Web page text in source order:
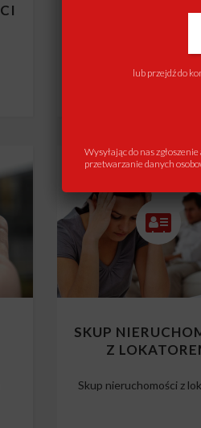
SKUP
SKUP
Z
Skup nieruchomości z
lub przejdź do
Wysyłając do nas
przetwarzanie danych